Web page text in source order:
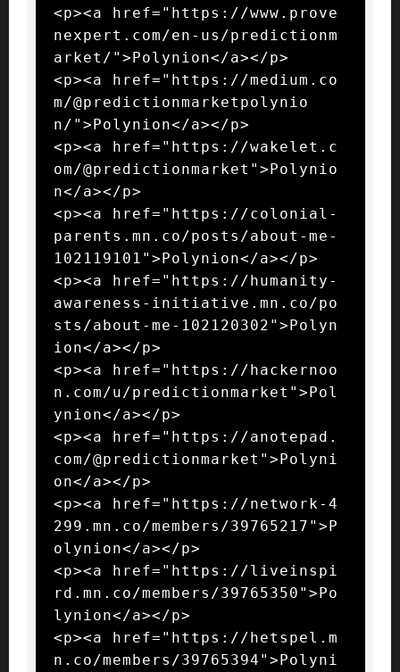
<p><a href="https://www.prove
nexpert.com/en-us/predictionm
arket/">Polynion</a></p>
<p><a href="https://medium.co
m/@predictionmarketpolynio
n/">Polynion</a></p>
<p><a href="https://wakelet.c
om/@predictionmarket">Polynio
n</a></p>
<p><a href="https://colonial-
parents.mn.co/posts/about-me-
102119101">Polynion</a></p>
<p><a href="https://humanity-
awareness-initiative.mn.co/po
sts/about-me-102120302">Polyn
ion</a></p>
<p><a href="https://hackernoo
n.com/u/predictionmarket">Pol
ynion</a></p>
<p><a href="https://anotepad.
com/@predictionmarket">Polyni
on</a></p>
<p><a href="https://network-4
299.mn.co/members/39765217">P
olynion</a></p>
<p><a href="https://liveinspi
rd.mn.co/members/39765350">Po
lynion</a></p>
<p><a href="https://hetspel.m
n.co/members/39765394">Polyni